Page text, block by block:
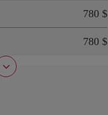
780 $
780 $